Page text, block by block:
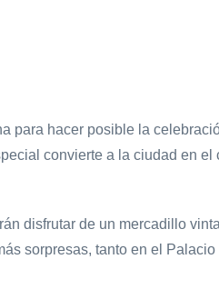
para hacer posible la
convierte a la ciudad en
disfrutar de un mercadillo
sorpresas, tanto en el